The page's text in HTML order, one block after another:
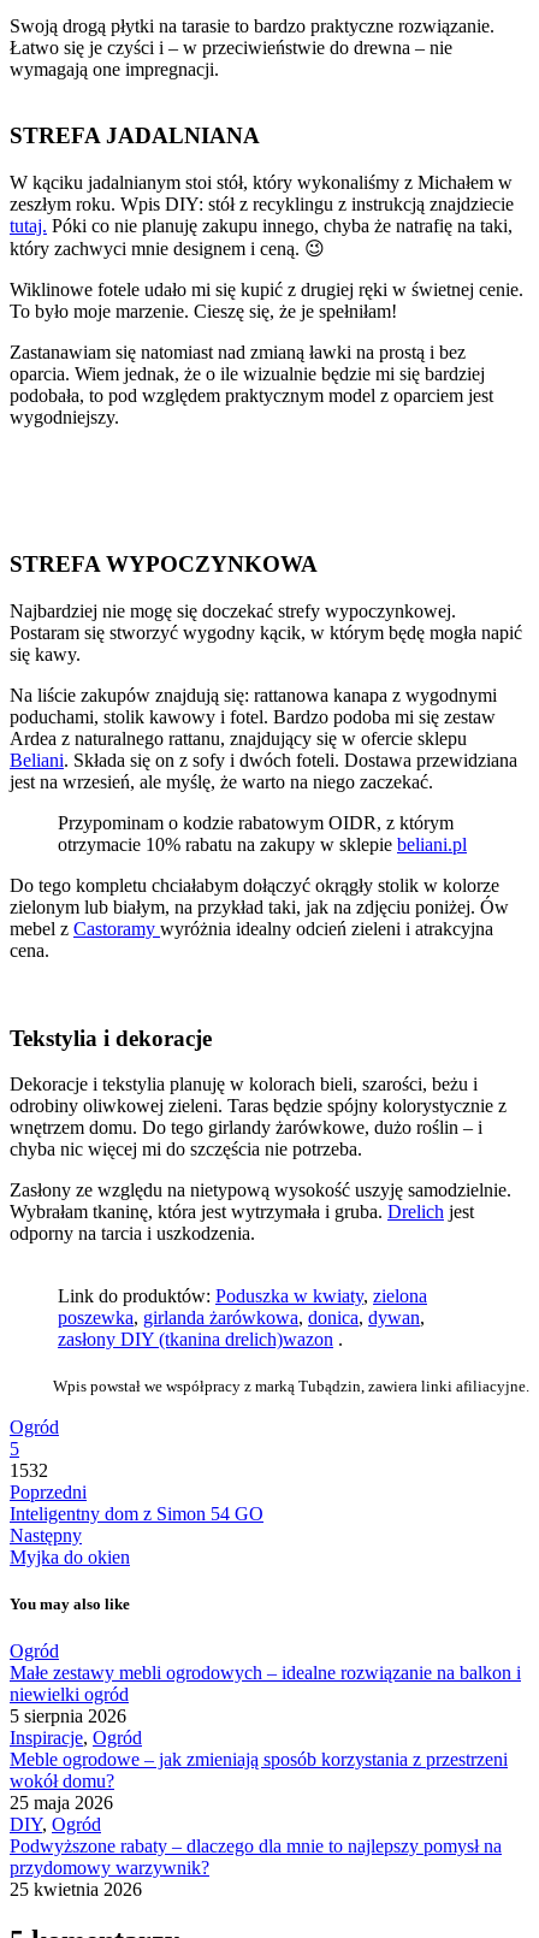
Swoją drogą płytki na tarasie to bardzo praktyczne rozwiązanie.
Łatwo się je czyści i – w przeciwieństwie do drewna – nie
wymagają one impregnacji.
STREFA JADALNIANA
W kąciku jadalnianym stoi stół, który wykonaliśmy z Michałem w
zeszłym roku. Wpis DIY: stół z recyklingu z instrukcją znajdziecie
tutaj. Póki co nie planuję zakupu innego, chyba że natrafię na taki,
który zachwyci mnie designem i ceną. 😉
Wiklinowe fotele udało mi się kupić z drugiej ręki w świetnej cenie.
To było moje marzenie. Cieszę się, że je spełniłam!
Zastanawiam się natomiast nad zmianą ławki na prostą i bez
oparcia. Wiem jednak, że o ile wizualnie będzie mi się bardziej
podobała, to pod względem praktycznym model z oparciem jest
wygodniejszy.
STREFA WYPOCZYNKOWA
Najbardziej nie mogę się doczekać strefy wypoczynkowej.
Postaram się stworzyć wygodny kącik, w którym będę mogła napić
się kawy.
Na liście zakupów znajdują się: rattanowa kanapa z wygodnymi
poduchami, stolik kawowy i fotel. Bardzo podoba mi się zestaw
Ardea z naturalnego rattanu, znajdujący się w ofercie sklepu
Beliani. Składa się on z sofy i dwóch foteli. Dostawa przewidziana
jest na wrzesień, ale myślę, że warto na niego zaczekać.
Przypominam o kodzie rabatowym OIDR, z którym
otrzymacie 10% rabatu na zakupy w sklepie beliani.pl
Do tego kompletu chciałabym dołączyć okrągły stolik w kolorze
zielonym lub białym, na przykład taki, jak na zdjęciu poniżej. Ów
mebel z Castoramy wyróżnia idealny odcień zieleni i atrakcyjna
cena.
Tekstylia i dekoracje
Dekoracje i tekstylia planuję w kolorach bieli, szarości, beżu i
odrobiny oliwkowej zieleni. Taras będzie spójny kolorystycznie z
wnętrzem domu. Do tego girlandy żarówkowe, dużo roślin – i
chyba nic więcej mi do szczęścia nie potrzeba.
Zasłony ze względu na nietypową wysokość uszyję samodzielnie.
Wybrałam tkaninę, która jest wytrzymała i gruba. Drelich jest
odporny na tarcia i uszkodzenia.
Link do produktów: Poduszka w kwiaty, zielona
poszewka, girlanda żarówkowa, donica, dywan,
zasłony DIY (tkanina drelich)wazon .
Wpis powstał we współpracy z marką Tubądzin, zawiera linki afiliacyjne.
Ogród
5
1532
Poprzedni
Inteligentny dom z Simon 54 GO
Następny
Myjka do okien
You may also like
Ogród
Małe zestawy mebli ogrodowych – idealne rozwiązanie na balkon i
niewielki ogród
5 sierpnia 2026
Inspiracje, Ogród
Meble ogrodowe – jak zmieniają sposób korzystania z przestrzeni
wokół domu?
25 maja 2026
DIY, Ogród
Podwyższone rabaty – dlaczego dla mnie to najlepszy pomysł na
przydomowy warzywnik?
25 kwietnia 2026